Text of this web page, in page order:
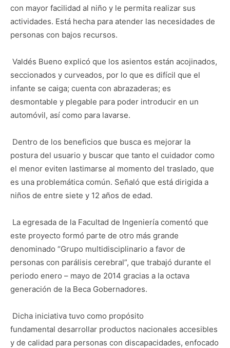
con mayor facilidad al niño y le permita realizar sus
actividades. Está hecha para atender las necesidades de
personas con bajos recursos.
Valdés Bueno explicó que los asientos están acojinados,
seccionados y curveados, por lo que es difícil que el
infante se caiga; cuenta con abrazaderas; es
desmontable y plegable para poder introducir en un
automóvil, así como para lavarse.
Dentro de los beneficios que busca es mejorar la
postura del usuario y buscar que tanto el cuidador como
el menor eviten lastimarse al momento del traslado, que
es una problemática común. Señaló que está dirigida a
niños de entre siete y 12 años de edad.
La egresada de la Facultad de Ingeniería comentó que
este proyecto formó parte de otro más grande
denominado “Grupo multidisciplinario a favor de
personas con parálisis cerebral”, que trabajó durante el
periodo enero – mayo de 2014 gracias a la octava
generación de la Beca Gobernadores.
Dicha iniciativa tuvo como propósito
fundamental desarrollar productos nacionales accesibles
y de calidad para personas con discapacidades, enfocado